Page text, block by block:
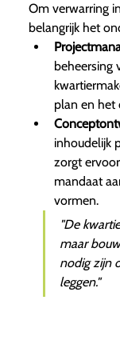
Om verwarring
belangrijk het
beheersing
plan en het
inhoudelijk
zorgt
mandaat
vormen.
"De
maar
nodig zijn
leggen."